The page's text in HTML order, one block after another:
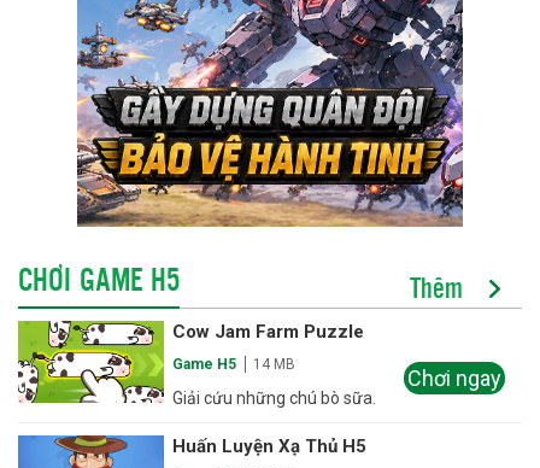
CHƠI GAME H5 Thêm
Cow Jam Farm Puzzle
Game H5 14 MB
Giải cứu những chú bò sữa.
Chơi ngay
Huấn Luyện Xạ Thủ H5